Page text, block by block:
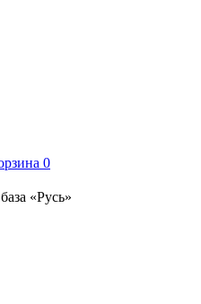
0
«Русь»